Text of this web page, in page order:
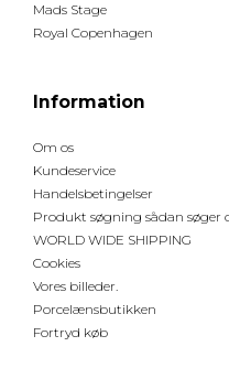
Mads Stage
Royal Copenhagen
Information
Om os
Kundeservice
Handelsbetingelser
Produkt søgning sådan søger
WORLD WIDE SHIPPING
Cookies
Vores billeder.
Porcelænsbutikken
Fortryd køb